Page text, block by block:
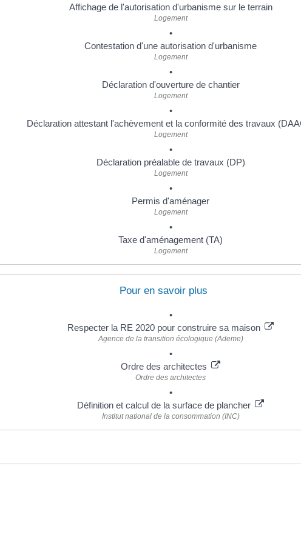
Affichage de l'autorisation d'urbanisme sur le terrain
Logement
Contestation d'une autorisation d'urbanisme
Logement
Déclaration d'ouverture de chantier
Logement
Déclaration attestant l'achèvement et la conformité des travaux
Logement
Déclaration préalable de travaux (DP)
Logement
Permis d'aménager
Logement
Taxe d'aménagement (TA)
Logement
Pour en savoir plus
Respecter la RE 2020 pour construire sa maison
Agence de la transition écologique (Ademe)
Ordre des architectes
Ordre des architectes
Définition et calcul de la surface de plancher
Institut national de la consommation (INC)